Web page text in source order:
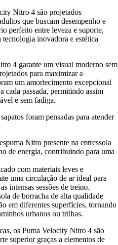
Nitro 4 são projetados
que buscam desempenho e
perfeito entre leveza e suporte,
tecnologia inovadora e estética
4 garante um visual moderno sem
para maximizar a
um amortecimento excepcional
cada passada, permitindo assim
e sem fadiga.
foram pensadas para atender
Nitro presente na entressola
de energia, contribuindo para uma
com materiais leves e
uma circulação de ar ideal para
intensas sessões de treino.
de borracha de alta qualidade
em diferentes superfícies, tornando
urbanos ou trilhas.
os Puma Velocity Nitro 4 são
superior graças a elementos de